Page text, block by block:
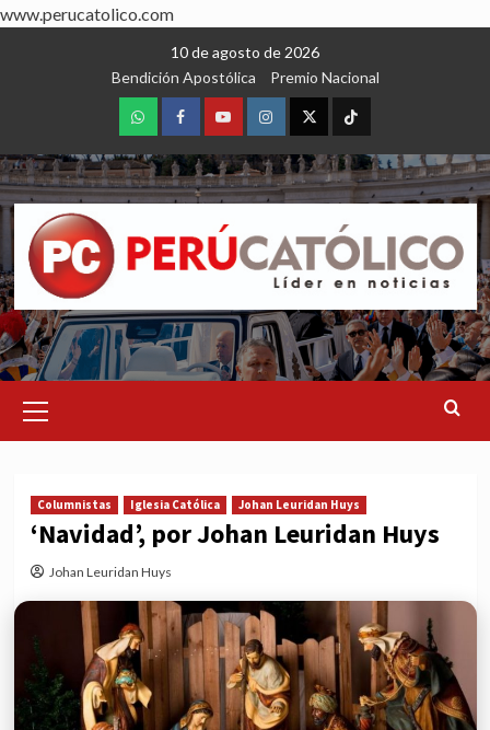
www.perucatolico.com
10 de agosto de 2026
Bendición Apostólica
Premio Nacional
WhatsAppFacebookYoutubeInstagram
X TikTok
Menu
Columnistas Iglesia Católica Johan Leuridan Huys
‘Navidad’, por Johan Leuridan Huys
Johan Leuridan Huys